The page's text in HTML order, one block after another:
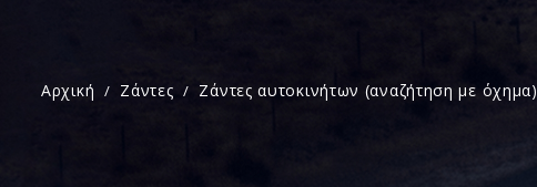
Αρχική Ζάντες Ζάντες αυτοκινήτων (αναζήτηση με όχημα)